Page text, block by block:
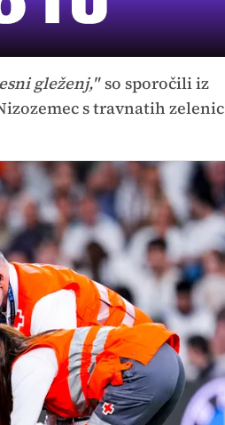
gleženj,"so sporočili iz
s travnatih zelenic